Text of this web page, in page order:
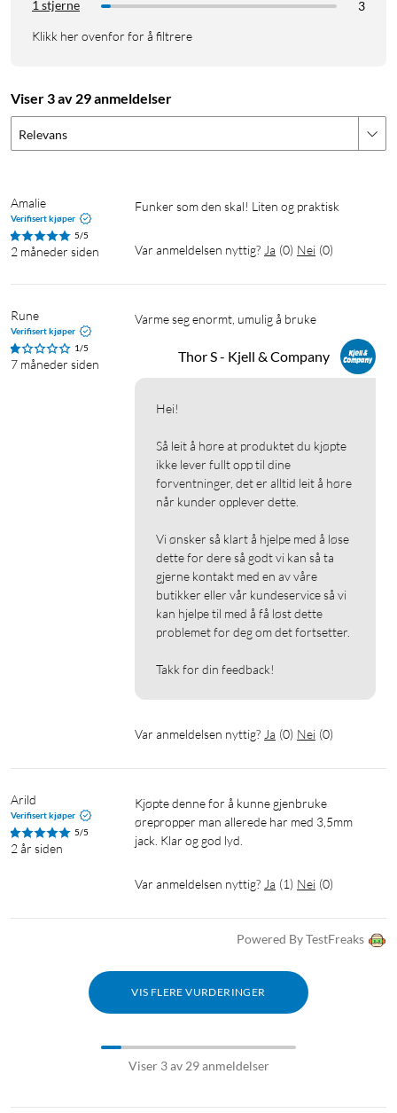
1 stjerne
3
Klikk her ovenfor for å filtrere
Viser 3 av 29 anmeldelser
Relevans
Amalie
Verifisert kjøper
5/5
2 måneder siden
Funker som den skal! Liten og praktisk
Var anmeldelsen nyttig? Ja (0) Nei (0)
Rune
Verifisert kjøper
1/5
7 måneder siden
Varme seg enormt, umulig å bruke
Thor S - Kjell & Company
Hei!
Så leit å høre at produktet du kjøpte
ikke lever fullt opp til dine
forventninger, det er alltid leit å høre
når kunder opplever dette.
Vi ønsker så klart å hjelpe med å løse
dette for dere så godt vi kan så ta
gjerne kontakt med en av våre
butikker eller vår kundeservice så vi
kan hjelpe til med å få løst dette
problemet for deg om det fortsetter.
Takk for din feedback!
Var anmeldelsen nyttig? Ja (0) Nei (0)
Arild
Verifisert kjøper
5/5
2 år siden
Kjøpte denne for å kunne gjenbruke
ørepropper man allerede har med 3,5mm
jack. Klar og god lyd.
Var anmeldelsen nyttig? Ja (1) Nei (0)
Powered By TestFreaks
VIS FLERE VURDERINGER
Viser 3 av 29 anmeldelser